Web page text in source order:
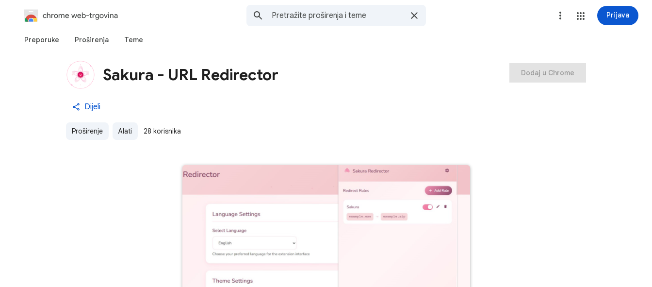
chrome web-trgovina Prijava
Preporuke Proširenja Teme
Sakura - URL Redirector
Dijeli
Proširenje Alati 28 korisnika
Dodaj u Chrome